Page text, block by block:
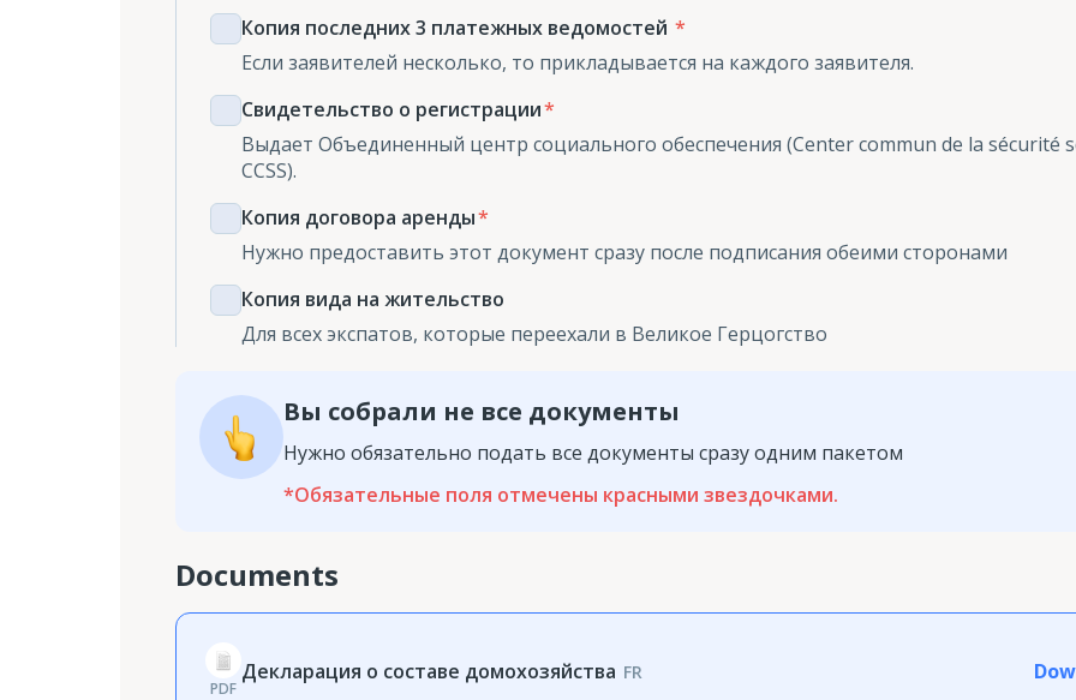
Копия последних 3 платежных ведомостей
Если заявителей несколько, то прикладывается на каждого заявителя.
Свидетельство о регистрации
Выдает Объединенный центр социального обеспечения (Center commun de la sécurité
CCSS).
Копия договора аренды
Нужно предоставить этот документ сразу после подписания обеими сторонами
Копия вида на жительство
Для всех экспатов, которые переехали в Великое Герцогство
Вы собрали не все документы
Нужно обязательно подать все документы сразу одним пакетом
*Обязательные поля отмечены красными звездочками.
Documents
PDF
Декларация о составе домохозяйства FR